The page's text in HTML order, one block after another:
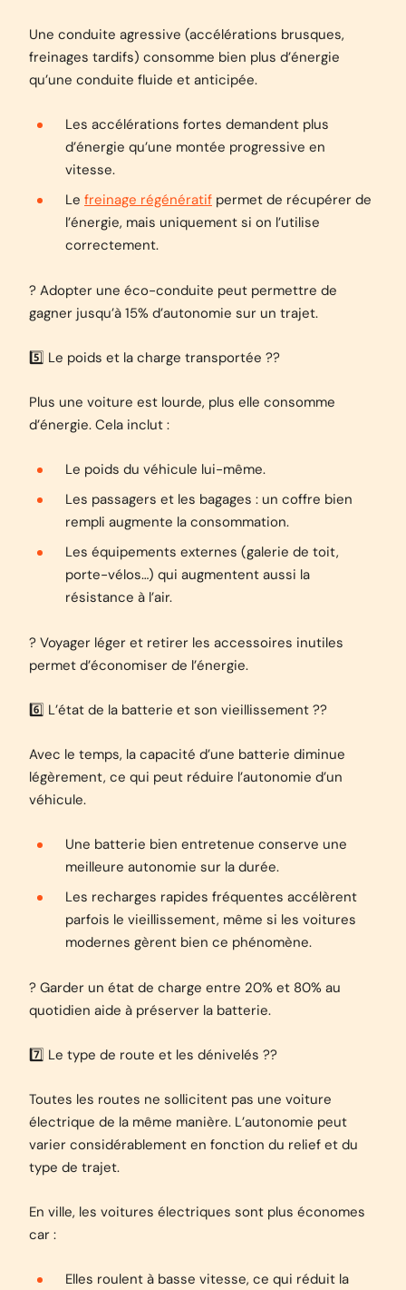
Une conduite agressive (accélérations brusques,
freinages tardifs) consomme bien plus d’énergie
qu’une conduite fluide et anticipée.
Les accélérations fortes demandent plus
d’énergie qu’une montée progressive en
vitesse.
Le freinage régénératif permet de récupérer de
l’énergie, mais uniquement si on l’utilise
correctement.
? Adopter une éco-conduite peut permettre de
gagner jusqu’à 15% d’autonomie sur un trajet.
5️⃣ Le poids et la charge transportée ??
Plus une voiture est lourde, plus elle consomme
d’énergie. Cela inclut :
Le poids du véhicule lui-même.
Les passagers et les bagages : un coffre bien
rempli augmente la consommation.
Les équipements externes (galerie de toit,
porte-vélos…) qui augmentent aussi la
résistance à l’air.
? Voyager léger et retirer les accessoires inutiles
permet d’économiser de l’énergie.
6️⃣ L’état de la batterie et son vieillissement ??
Avec le temps, la capacité d’une batterie diminue
légèrement, ce qui peut réduire l’autonomie d’un
véhicule.
Une batterie bien entretenue conserve une
meilleure autonomie sur la durée.
Les recharges rapides fréquentes accélèrent
parfois le vieillissement, même si les voitures
modernes gèrent bien ce phénomène.
? Garder un état de charge entre 20% et 80% au
quotidien aide à préserver la batterie.
7️⃣ Le type de route et les dénivelés ?️?️
Toutes les routes ne sollicitent pas une voiture
électrique de la même manière. L’autonomie peut
varier considérablement en fonction du relief et du
type de trajet.
En ville, les voitures électriques sont plus économes
car :
Elles roulent à basse vitesse, ce qui réduit la